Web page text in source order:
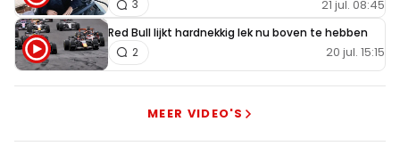
21 jul. 08:45
3
Red Bull lijkt hardnekkig lek nu boven te hebben
20 jul. 15:15
2
MEER VIDEO'S